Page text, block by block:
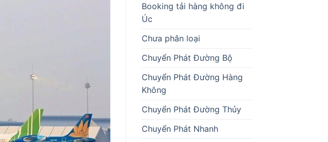
Booking tải hàng không đi
Úc
Chưa phân loại
Chuyển Phát Đường Bộ
Chuyển Phát Đường Hàng
Không
Chuyển Phát Đường Thủy
Chuyển Phát Nhanh